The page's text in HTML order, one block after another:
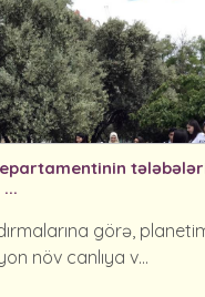
görə,
növ canlıya v...